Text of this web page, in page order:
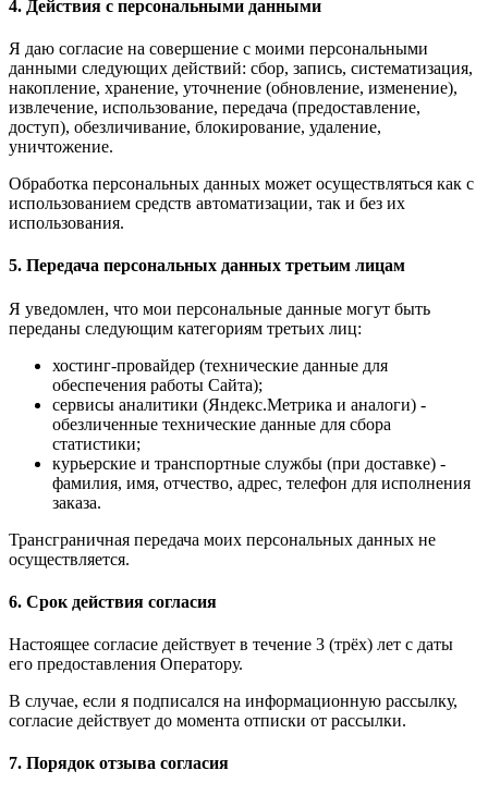
4. Действия с персональными данными
Я даю согласие на совершение с моими персональными
данными следующих действий: сбор, запись, систематизация,
накопление, хранение, уточнение (обновление, изменение),
извлечение, использование, передача (предоставление,
доступ), обезличивание, блокирование, удаление,
уничтожение.
Обработка персональных данных может осуществляться как с
использованием средств автоматизации, так и без их
использования.
5. Передача персональных данных третьим лицам
Я уведомлен, что мои персональные данные могут быть
переданы следующим категориям третьих лиц:
хостинг-провайдер (технические данные для
обеспечения работы Сайта);
сервисы аналитики (Яндекс.Метрика и аналоги) -
обезличенные технические данные для сбора
статистики;
курьерские и транспортные службы (при доставке) -
фамилия, имя, отчество, адрес, телефон для исполнения
заказа.
Трансграничная передача моих персональных данных не
осуществляется.
6. Срок действия согласия
Настоящее согласие действует в течение 3 (трёх) лет с даты
его предоставления Оператору.
В случае, если я подписался на информационную рассылку,
согласие действует до момента отписки от рассылки.
7. Порядок отзыва согласия